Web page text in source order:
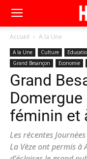
Accueil A la Une
A la Une Culture
Grand Besançon
Economie
Grand
féminin et
Les récentes
La Vèze ont permis à